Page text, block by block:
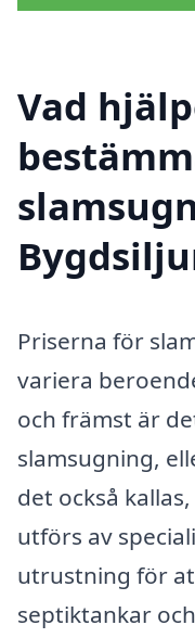
Vad
Priserna för
variera
och främst är
slamsugning,
det också
utförs av
utrustning för
septiktankar